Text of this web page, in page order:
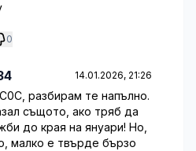
0
14.01.2026, 21:26
разбирам те напълно.
същото, ако тряб да
до края на януари! Но,
малко е твърде бързо